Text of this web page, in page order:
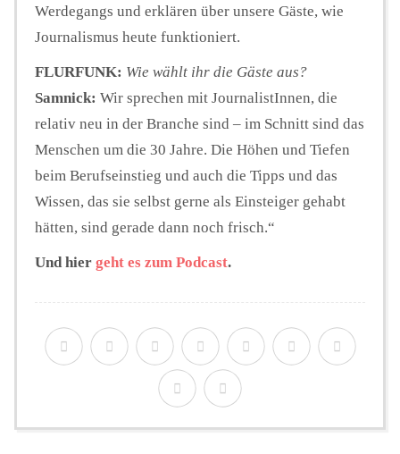
Werdegangs und erklären über unsere Gäste, wie
Journalismus heute funktioniert.
FLURFUNK: Wie wählt ihr die Gäste aus?
Samnick: Wir sprechen mit JournalistInnen, die
relativ neu in der Branche sind – im Schnitt sind das
Menschen um die 30 Jahre. Die Höhen und Tiefen
beim Berufseinstieg und auch die Tipps und das
Wissen, das sie selbst gerne als Einsteiger gehabt
hätten, sind gerade dann noch frisch.“
Und hier geht es zum Podcast.